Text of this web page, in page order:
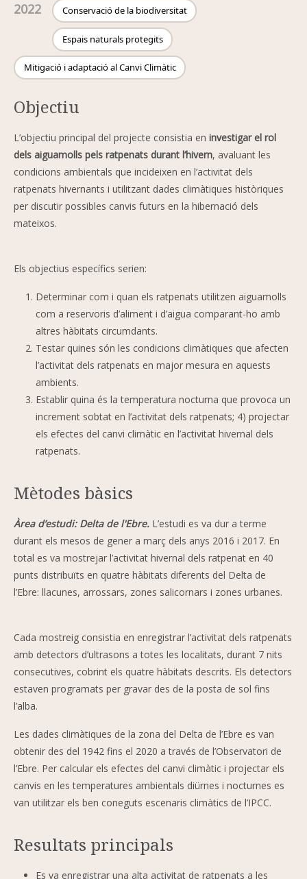
2022 Conservació de la biodiversitat
Espais naturals protegits
Mitigació i adaptació al Canvi Climàtic
Objectiu
L’objectiu principal del projecte consistia en investigar el rol
dels aiguamolls pels ratpenats durant l’hivern, avaluant les
condicions ambientals que incideixen en l’activitat dels
ratpenats hivernants i utilitzant dades climàtiques històriques
per discutir possibles canvis futurs en la hibernació dels
mateixos.
Els objectius específics serien:
Determinar com i quan els ratpenats utilitzen aiguamolls
com a reservoris d’aliment i d’aigua comparant-ho amb
altres hàbitats circumdants.
Testar quines són les condicions climàtiques que afecten
l’activitat dels ratpenats en major mesura en aquests
ambients.
Establir quina és la temperatura nocturna que provoca un
increment sobtat en l’activitat dels ratpenats; 4) projectar
els efectes del canvi climàtic en l’activitat hivernal dels
ratpenats.
Mètodes bàsics
Àrea d’estudi: Delta de l'Ebre. L’estudi es va dur a terme
durant els mesos de gener a març dels anys 2016 i 2017. En
total es va mostrejar l’activitat hivernal dels ratpenat en 40
punts distribuïts en quatre hàbitats diferents del Delta de
l’Ebre: llacunes, arrossars, zones salicornars i zones urbanes.
Cada mostreig consistia en enregistrar l’activitat dels ratpenats
amb detectors d’ultrasons a totes les localitats, durant 7 nits
consecutives, cobrint els quatre hàbitats descrits. Els detectors
estaven programats per gravar des de la posta de sol fins
l’alba.
Les dades climàtiques de la zona del Delta de l’Ebre es van
obtenir des del 1942 fins el 2020 a través de l’Observatori de
l’Ebre. Per calcular els efectes del canvi climàtic i projectar els
canvis en les temperatures ambientals diürnes i nocturnes es
van utilitzar els ben coneguts escenaris climàtics de l’IPCC.
Resultats principals
Es va enregistrar una alta activitat de ratpenats a les